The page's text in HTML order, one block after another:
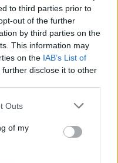
to third parties prior to
out of the further
by third parties on the
This information may
on the IAB’s List of
further disclose it to other
Outs
of my